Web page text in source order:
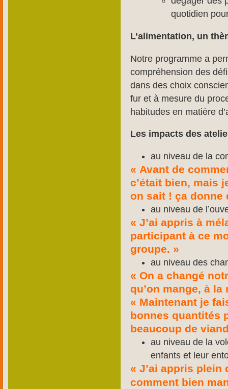
quotidien
L’alimentation, un
Notre programme a
compréhension des
dans des choix
fur et à mesure du
habitudes en matière
Les impacts des
au niveau de la
« Avant de
c’était bien, mais
on sait ! ça donne
au niveau de
« J’ai appris à
participant à ce
groupe. »
au niveau des
« On a changé
qu’on mange, à
« Maintenant je
bonnes quantités
beaucoup de
au niveau de la
enfants et leur
« J’ai appris
comment bien